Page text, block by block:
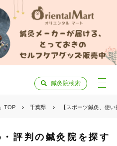
鍼灸院検索
TOP 千葉県 【スポーツ鍼灸、使
評判の鍼灸院を探す